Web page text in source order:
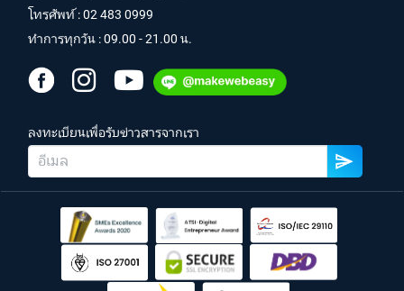
โทรศัพท์ :02 483 0999
ทำการทุกวัน : 09.00 - 21.00 น.
ลงทะเบียนเพื่อรับข่าวสารจากเรา